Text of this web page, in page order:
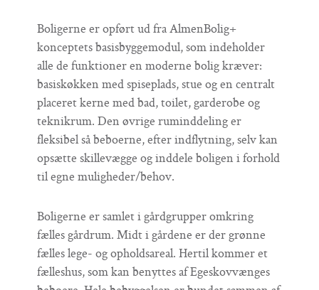
Boligerne er opført ud fra AlmenBolig+
konceptets basisbyggemodul, som indeholder
alle de funktioner en moderne bolig kræver:
basiskøkken med spiseplads, stue og en centralt
placeret kerne med bad, toilet, garderobe og
teknikrum. Den øvrige ruminddeling er
fleksibel så beboerne, efter indflytning, selv kan
opsætte skillevægge og inddele boligen i forhold
til egne muligheder/behov.
Boligerne er samlet i gårdgrupper omkring
fælles gårdrum. Midt i gårdene er der grønne
fælles lege- og opholdsareal. Hertil kommer et
fælleshus, som kan benyttes af Egeskovvænges